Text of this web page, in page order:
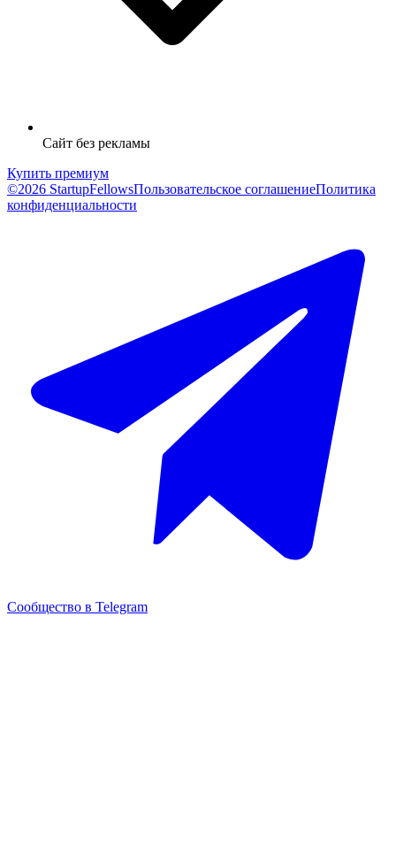
Сайт без рекламы
Купить премиум
©2026 StartupFellowsПользовательское соглашениеПолитика
конфиденциальности
Сообщество в Telegram